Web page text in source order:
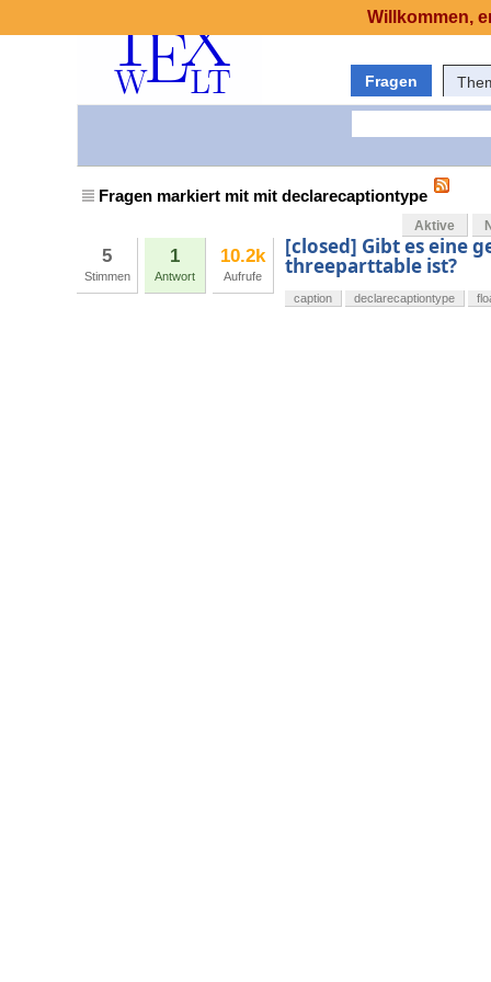
Fragen
Fragen markiert mit mit declarecaptiontype
Aktive
5
Stimmen
1
Antwort
10.2k
Aufrufe
[closed] Gibt es eine
threeparttable ist?
caption declarecaptiontype
Willkommen,